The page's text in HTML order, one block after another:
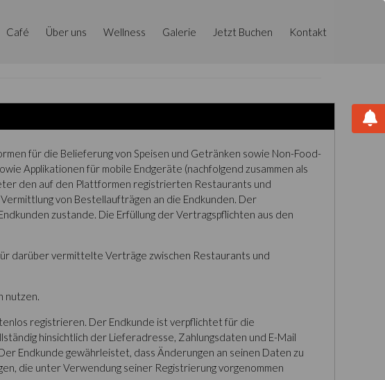
Café Über uns Wellness Galerie Jetzt Buchen Kontakt
für die Belieferung von Speisen und Getränken sowie Non-Food-
Applikationen für mobile Endgeräte (nachfolgend zusammen als
den auf den Plattformen registrierten Restaurants und
von Bestellaufträgen an die Endkunden. Der
zustande. Die Erfüllung der Vertragspflichten aus den
darüber vermittelte Verträge zwischen Restaurants und
nutzen.
registrieren. Der Endkunde ist verpflichtet für die
hinsichtlich der Lieferadresse, Zahlungsdaten und E-Mail
Endkunde gewährleistet, dass Änderungen an seinen Daten zu
die unter Verwendung seiner Registrierung vorgenommen